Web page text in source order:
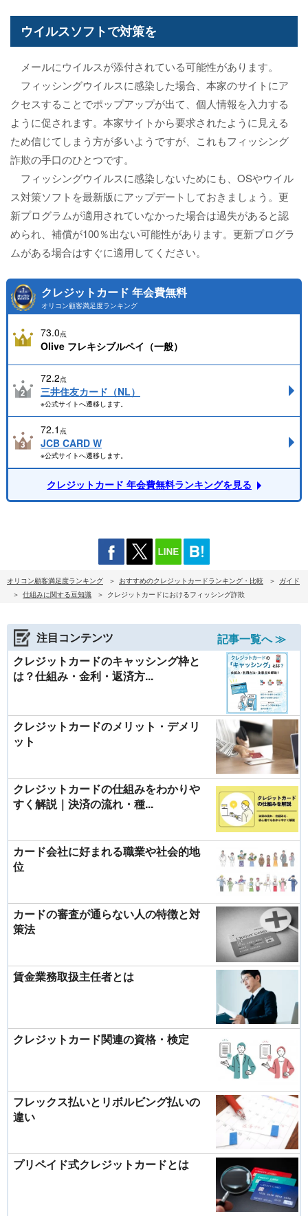
ウイルスソフトで対策を
メールにウイルスが添付されている可能性があります。
フィッシングウイルスに感染した場合、本家のサイトにア
クセスすることでポップアップが出て、個人情報を入力する
ように促されます。本家サイトから要求されたように見える
ため信じてしまう方が多いようですが、これもフィッシング
詐欺の手口のひとつです。
フィッシングウイルスに感染しないためにも、OSやウイル
ス対策ソフトを最新版にアップデートしておきましょう。更
新プログラムが適用されていなかった場合は過失があると認
められ、補償が100％出ない可能性があります。更新プログラ
ムがある場合はすぐに適用してください。
クレジットカード 年会費無料
オリコン顧客満足度ランキング
73.0点
Olive フレキシブルペイ（一般）
72.2点
三井住友カード（NL）
※公式サイトへ遷移します。
72.1 点
JCB CARD W
※公式サイトへ遷移します。
クレジットカード 年会費無料ランキングを見る
オリコン顧客満足度ランキング おすすめのクレジットカードランキング・比較
ガイド
仕組みに関する豆知識
クレジットカードにおけるフィッシング詐欺
注目コンテンツ
記事一覧へ ≫
クレジットカードのキャッシング枠と
は？仕組み・金利・返済方...
クレジットカードのメリット・デメリ
ット
クレジットカードの仕組みをわかりや
すく解説｜決済の流れ・種...
カード会社に好まれる職業や社会的地
位
カードの審査が通らない人の特徴と対
策法
賃金業務取扱主任者とは
クレジットカード関連の資格・検定
フレックス払いとリボルビング払いの
違い
プリペイド式クレジットカードとは